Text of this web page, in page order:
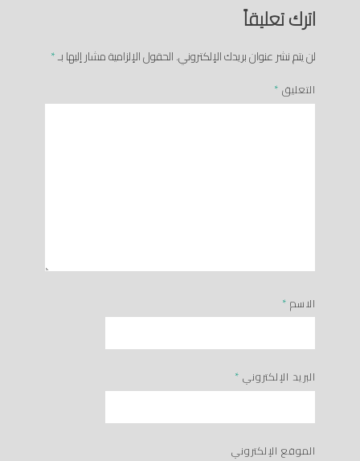
اترك تعليقاً
لن يتم نشر عنوان بريدك الإلكتروني.الحقول الإلزامية مشار إليها بـ*
التعليق *
الاسم *
البريد الإلكتروني *
الموقع الإلكتروني